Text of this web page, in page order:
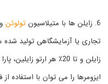
6. زایلن ها با متیلاسیون تولوئن
زایلن و تا 20٪ هر ارتو
ایزومرها را می توان با استفاده